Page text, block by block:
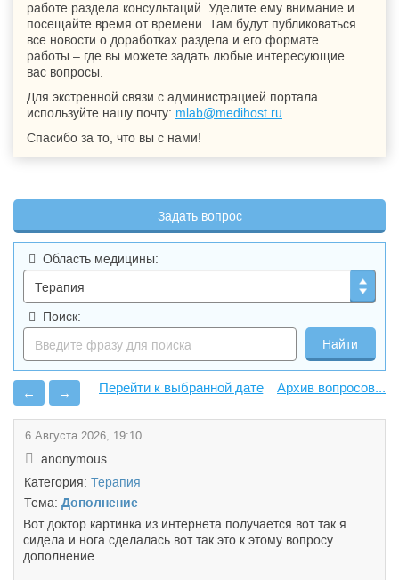
работе раздела консультаций. Уделите ему внимание и
посещайте время от времени. Там будут публиковаться
все новости о доработках раздела и его формате
работы – где вы можете задать любые интересующие
вас вопросы.
Для экстренной связи с администрацией портала
используйте нашу почту: mlab@medihost.ru
Спасибо за то, что вы с нами!
Задать вопрос
Область медицины:
Поиск:
← → Архив вопросов...
6 Августа 2026, 19:10
anonymous
Категория: Терапия
Тема: Дополнение
Вот доктор картинка из интернета получается вот так я
сидела и нога сделалась вот так это к этому вопросу
дополнение